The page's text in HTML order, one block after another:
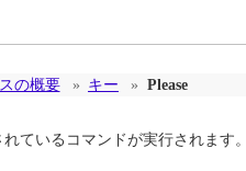
の概要 » キー » Please
ているコマンドが実行されます